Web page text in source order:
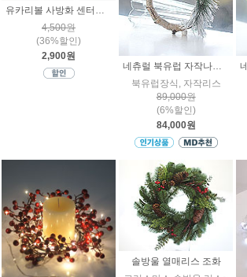
유카리볼 사방화 센터피스 조화
4,500원
(36%할인)
2,900원
북유럽장식, 자작리스
89,000원
(6%할인)
84,000원
솔방울 열매리스 조화